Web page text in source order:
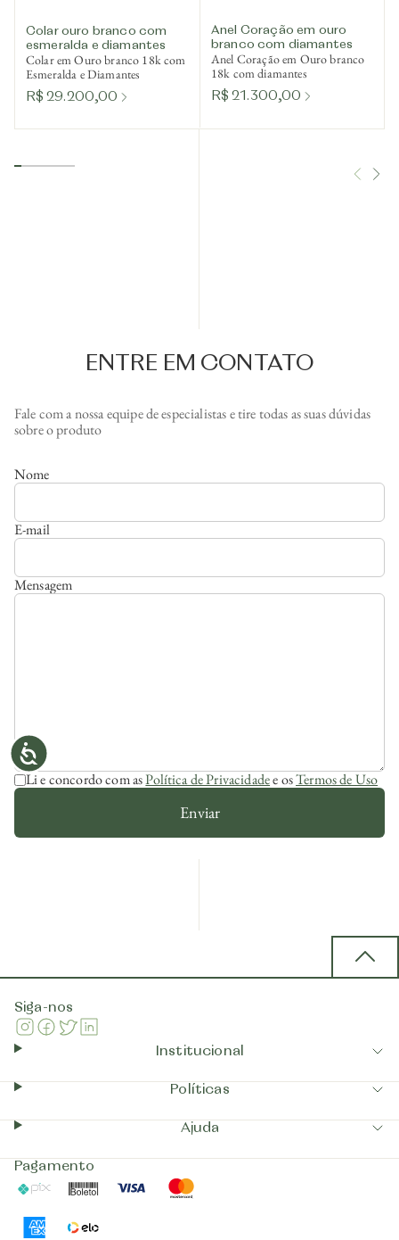
Colar ouro branco com
esmeralda e diamantes
Colar em Ouro branco 18k com
Esmeralda e Diamantes
R$ 29.200,00
Anel Coração em ouro
branco com diamantes
Anel Coração em Ouro branco
18k com diamantes
R$ 21.300,00
ENTRE EM CONTATO
Fale com a nossa equipe de especialistas e tire todas as suas dúvidas
sobre o produto
Nome
E-mail
Mensagem
Li e concordo com asPolítica de Privacidadee osTermos de Uso
Enviar
Siga-nos
Instagram
Facebook
Twitter
Institucional
Políticas
Ajuda
Pagamento
Pix Boleto Visa
AmericanExpress